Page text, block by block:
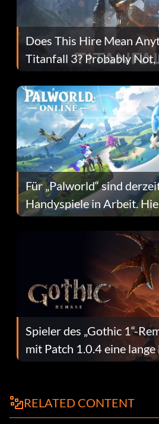
Does This Hire Mean
Titanfall 3? Probably Not,
Fans Are Hopeful
Für „Palworld“ sind
Handyspiele in Arbeit.
dafür.
Spieler des „Gothic 1“-
mit Patch 1.0.4 eine lange
Fehlerbehebungen
RELATED CONTENT